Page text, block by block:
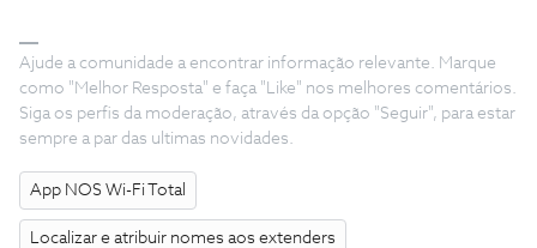
Ajude a comunidade a encontrar informação relevante. Marque
como "Melhor Resposta" e faça "Like" nos melhores comentários.
Siga os perfis da moderação, através da opção "Seguir", para estar
sempre a par das ultimas novidades.
App NOS Wi-Fi Total
Localizar e atribuir nomes aos extenders